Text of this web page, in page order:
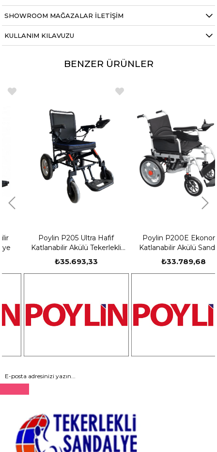
SHOWROOM MAĞAZALAR İLETIŞIM
KULLANIM KILAVUZU
BENZER ÜRÜNLER
Poylin P205 Ultra Hafif
Katlanabilir Akülü Tekerlekli
Sandalye
₺35.693,33
Poylin P200E Ekonomik
Katlanabilir Akülü Sandalye
₺33.789,68